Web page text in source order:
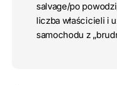
salvage/po
liczba właścicieli i
samochodu z